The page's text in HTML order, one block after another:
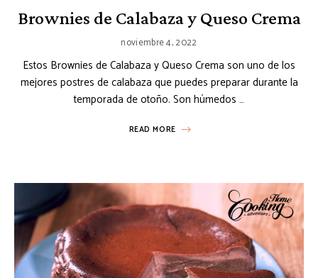
Brownies de Calabaza y Queso Crema
noviembre 4, 2022
Estos Brownies de Calabaza y Queso Crema son uno de los
mejores postres de calabaza que puedes preparar durante la
temporada de otoño. Son húmedos …
READ MORE